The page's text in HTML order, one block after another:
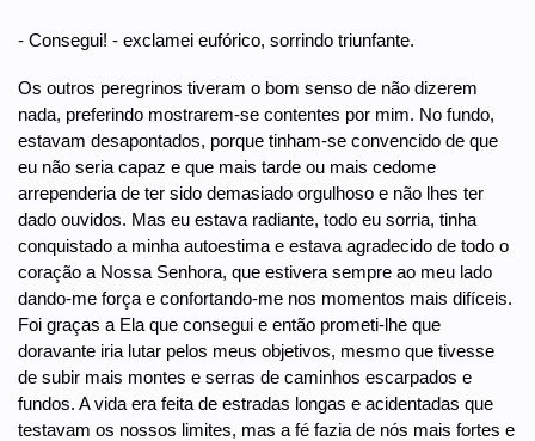
- Consegui! - exclamei eufórico, sorrindo triunfante.
Os outros peregrinos tiveram o bom senso de não dizerem
nada, preferindo mostrarem-se contentes por mim. No fundo,
estavam desapontados, porque tinham-se convencido de que
eu não seria capaz e que mais tarde ou mais cedome
arrependeria de ter sido demasiado orgulhoso e não lhes ter
dado ouvidos. Mas eu estava radiante, todo eu sorria, tinha
conquistado a minha autoestima e estava agradecido de todo o
coração a Nossa Senhora, que estivera sempre ao meu lado
dando-me força e confortando-me nos momentos mais difíceis.
Foi graças a Ela que consegui e então prometi-lhe que
doravante iria lutar pelos meus objetivos, mesmo que tivesse
de subir mais montes e serras de caminhos escarpados e
fundos. A vida era feita de estradas longas e acidentadas que
testavam os nossos limites, mas a fé fazia de nós mais fortes e